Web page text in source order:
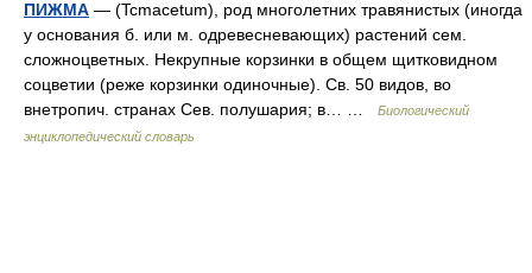
ПИЖМА — (Tcmacetum), род многолетних травянистых (иногда
у основания б. или м. одревесневающих) растений сем.
сложноцветных. Некрупные корзинки в общем щитковидном
соцветии (реже корзинки одиночные). Св. 50 видов, во
внетропич. странах Сев. полушария; в… …
Биологический
энциклопедический словарь